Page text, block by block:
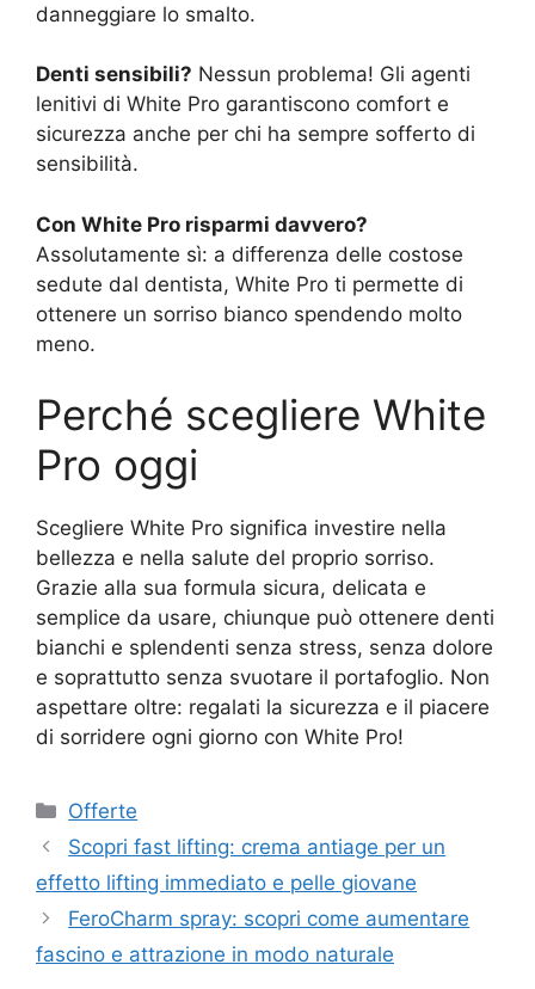
danneggiare lo smalto.
Denti sensibili? Nessun problema! Gli agenti
lenitivi di White Pro garantiscono comfort e
sicurezza anche per chi ha sempre sofferto di
sensibilità.
Con White Pro risparmi davvero?
Assolutamente sì: a differenza delle costose
sedute dal dentista, White Pro ti permette di
ottenere un sorriso bianco spendendo molto
meno.
Perché scegliere White
Pro oggi
Scegliere White Pro significa investire nella
bellezza e nella salute del proprio sorriso.
Grazie alla sua formula sicura, delicata e
semplice da usare, chiunque può ottenere denti
bianchi e splendenti senza stress, senza dolore
e soprattutto senza svuotare il portafoglio. Non
aspettare oltre: regalati la sicurezza e il piacere
di sorridere ogni giorno con White Pro!
Categorie
Offerte
Scopri fast lifting: crema antiage per un
effetto lifting immediato e pelle giovane
FeroCharm spray: scopri come aumentare
fascino e attrazione in modo naturale